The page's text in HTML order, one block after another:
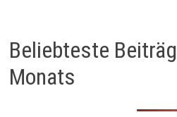
Beliebteste
Monats